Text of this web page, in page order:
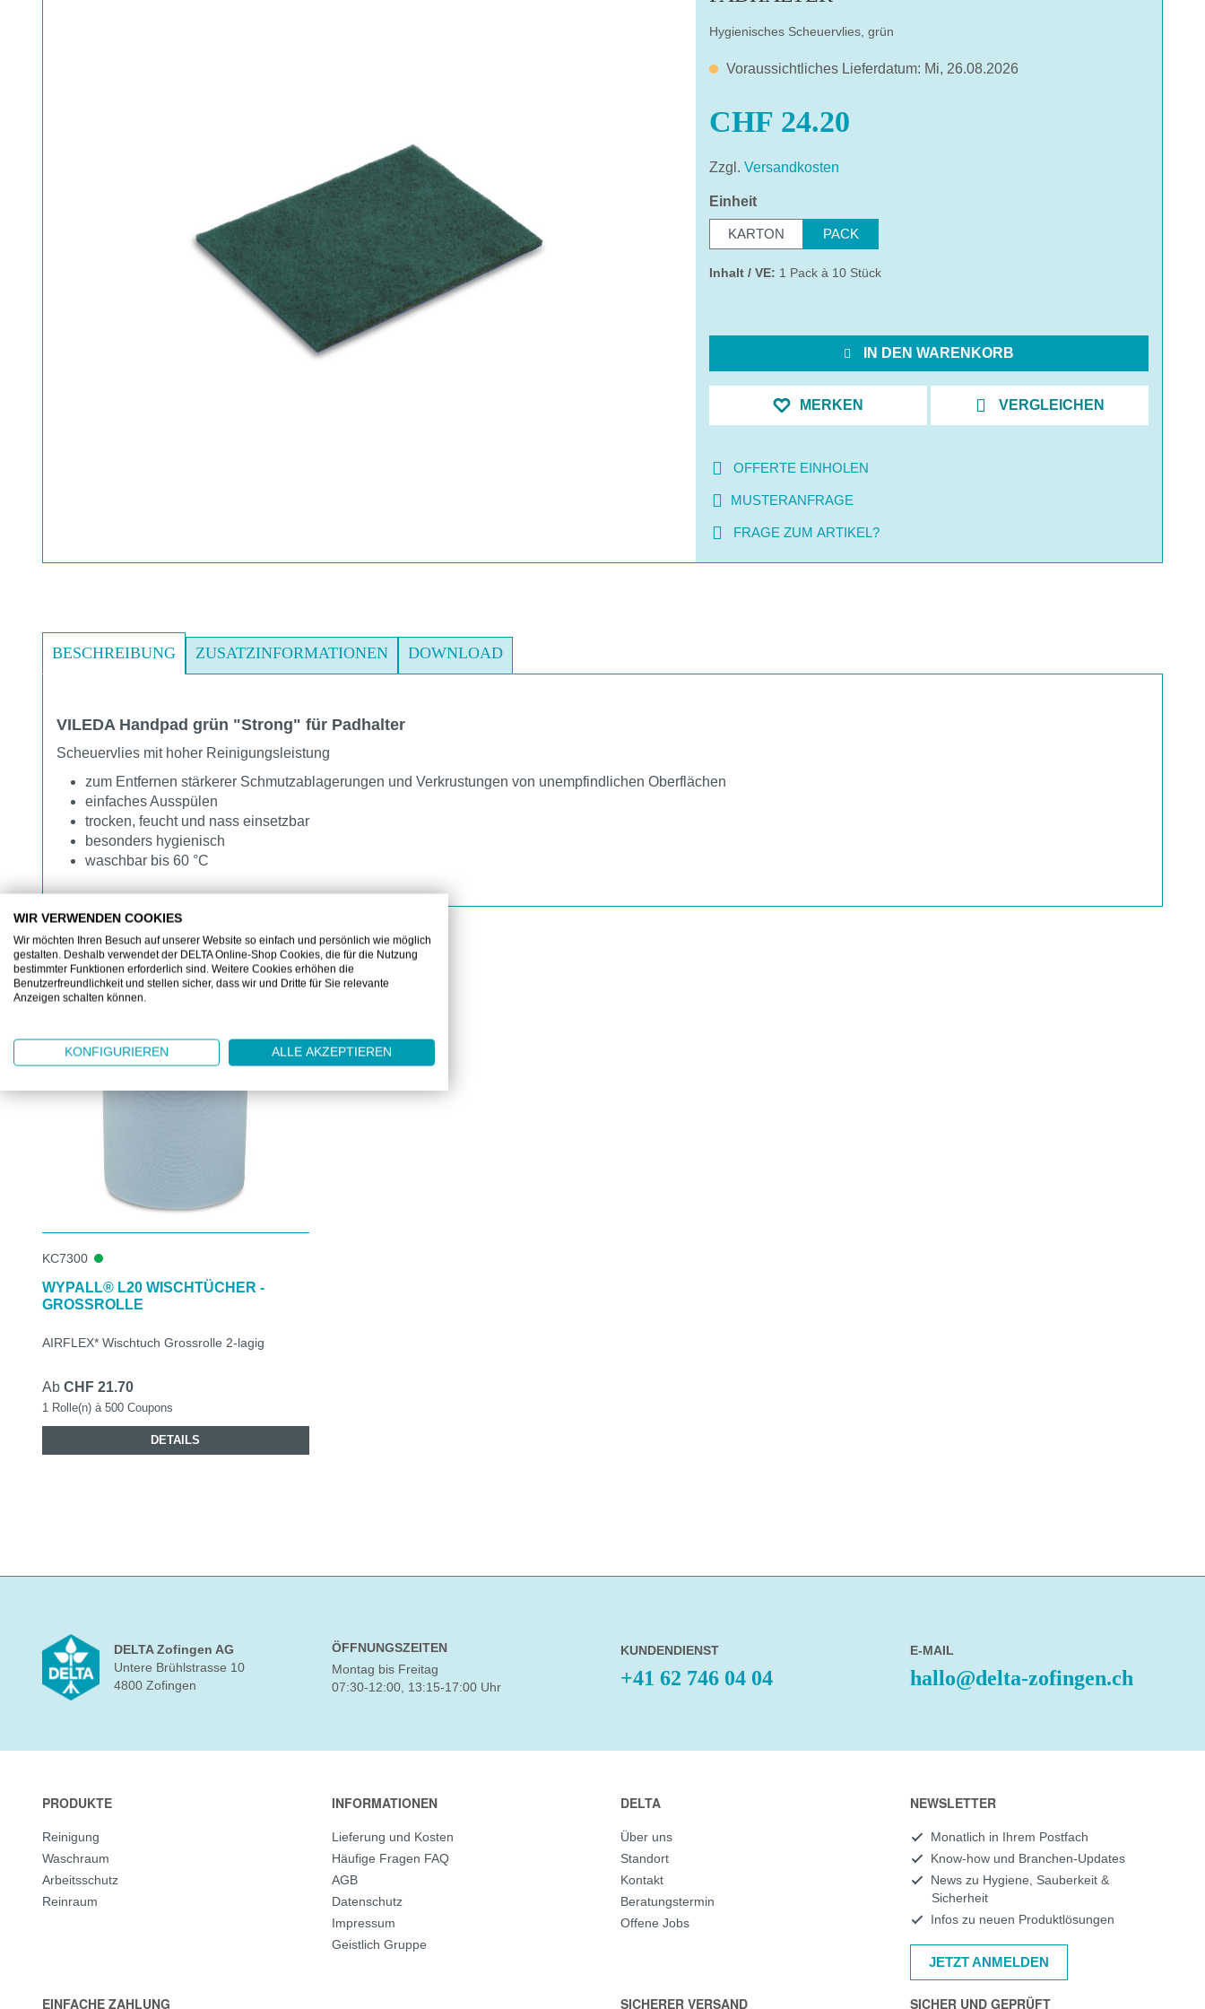
Hygienisches Scheuervlies, grün
Voraussichtliches Lieferdatum: Mi, 26.08.2026
CHF 24.20
Zzgl. Versandkosten
Einheitauswählen
KARTON PACK
Inhalt / VE: 1 Pack à 10 Stück
IN DEN WARENKORB
MERKEN VERGLEICHEN
OFFERTE EINHOLEN
MUSTERANFRAGE
FRAGE ZUM ARTIKEL?
BESCHREIBUNG ZUSATZINFORMATIONEN DOWNLOAD
VILEDA Handpad grün "Strong" für Padhalter
Scheuervlies mit hoher Reinigungsleistung
zum Entfernen stärkerer Schmutzablagerungen und Verkrustungen von unempfindlichen Oberflächen
einfaches Ausspülen
trocken, feucht und nass einsetzbar
besonders hygienisch
waschbar bis 60 °C
KUNDEN KAUFTEN AUCH
KC7300
WYPALL® L20 WISCHTÜCHER -
GROSSROLLE
AIRFLEX* Wischtuch Grossrolle 2-lagig
Ab CHF 21.70
1 Rolle(n) à 500 Coupons
DETAILS
DELTA Zofingen AG
Untere Brühlstrasse 10
4800 Zofingen
ÖFFNUNGSZEITEN
Montag bis Freitag
07:30-12:00, 13:15-17:00 Uhr
KUNDENDIENST
+41 62 746 04 04
E-MAIL
hallo@delta-zofingen.ch
PRODUKTE
Reinigung
Waschraum
Arbeitsschutz
Reinraum
INFORMATIONEN
Lieferung und Kosten
Häufige Fragen FAQ
AGB
Datenschutz
Impressum
Geistlich Gruppe
DELTA
Über uns
Standort
Kontakt
Beratungstermin
Offene Jobs
NEWSLETTER
Monatlich in Ihrem Postfach
Know-how und Branchen-Updates
News zu Hygiene, Sauberkeit &
Sicherheit
Infos zu neuen Produktlösungen
JETZT ANMELDEN
EINFACHE ZAHLUNG SICHERER VERSAND SICHER UND GEPRÜFT
WIR VERWENDEN COOKIES
Wir möchten Ihren Besuch auf unserer Website so einfach und persönlich wie möglich
gestalten. Deshalb verwendet der DELTA Online-Shop Cookies, die für die Nutzung
bestimmter Funktionen erforderlich sind. Weitere Cookies erhöhen die
Benutzerfreundlichkeit und stellen sicher, dass wir und Dritte für Sie relevante
Anzeigen schalten können.
KONFIGURIEREN ALLE AKZEPTIEREN